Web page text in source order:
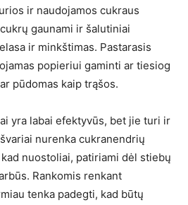
ir naudojamos cukraus
gaunami ir šalutiniai
ir minkštimas. Pastarasis
popieriui gaminti ar tiesiog
pūdomas kaip trąšos.
yra labai efektyvūs, bet jie turi ir
nurenka cukranendrių
nuostoliai, patiriami dėl stiebų
Rankomis renkant
tenka padegti, kad būtų